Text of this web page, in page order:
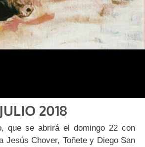
2018
que se abrirá el domingo 22 con
Jesús Chover, Toñete y Diego San